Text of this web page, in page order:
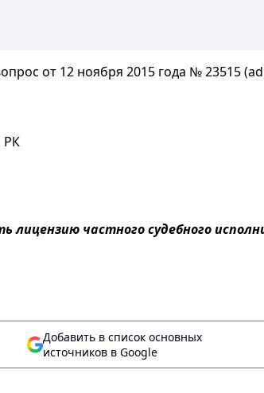
от 12 ноября 2015 года № 23515
РК
частного судебного
Добавить в список основных
источников в Google